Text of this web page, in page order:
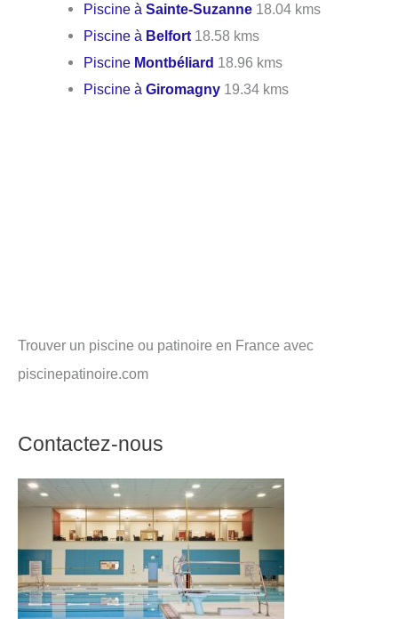
Piscine àSainte-Suzanne 18.04 kms
Piscine à Belfort 18.58 kms
Piscine Montbéliard 18.96 kms
Piscine àGiromagny 19.34 kms
Trouver un piscine ou patinoire en France avec
piscinepatinoire.com
Contactez-nous